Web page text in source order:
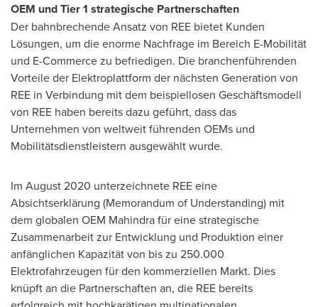
OEM und Tier 1 strategische Partnerschaften
Der bahnbrechende Ansatz von REE bietet Kunden
Lösungen, um die enorme Nachfrage im Bereich E-Mobilität
und E-Commerce zu befriedigen. Die branchenführenden
Vorteile der Elektroplattform der nächsten Generation von
REE in Verbindung mit dem beispiellosen Geschäftsmodell
von REE haben bereits dazu geführt, dass das
Unternehmen von weltweit führenden OEMs und
Mobilitätsdienstleistern ausgewählt wurde.
Im August 2020 unterzeichnete REE eine
Absichtserklärung (Memorandum of Understanding) mit
dem globalen OEM Mahindra für eine strategische
Zusammenarbeit zur Entwicklung und Produktion einer
anfänglichen Kapazität von bis zu 250.000
Elektrofahrzeugen für den kommerziellen Markt. Dies
knüpft an die Partnerschaften an, die REE bereits